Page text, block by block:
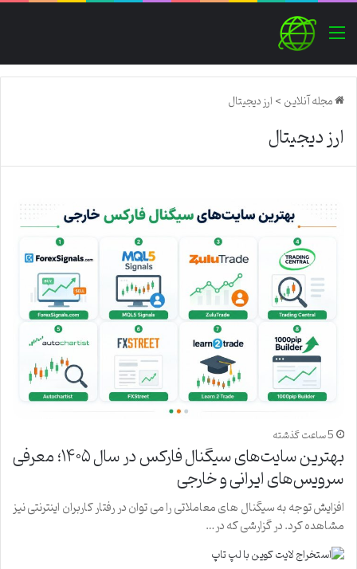
منو
مجله آنلاین>ارز دیجیتال
ارز دیجیتال
5 ساعت گذشته
بهترین سایت‌های سیگنال فارکس در سال ۱۴۰۵؛ معرفی
سرویس‌های ایرانی و خارجی
افزایش توجه به سیگنال های معاملاتی را می توان در رفتار کاربران اینترنتی نیز
مشاهده کرد. در گزارشی که در…